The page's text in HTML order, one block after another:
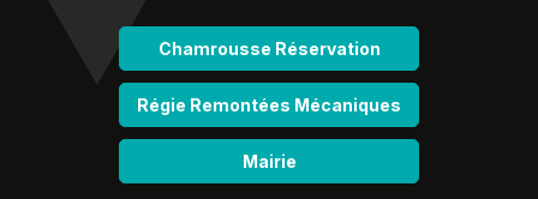
Chamrousse Réservation
Régie Remontées Mécaniques
Mairie